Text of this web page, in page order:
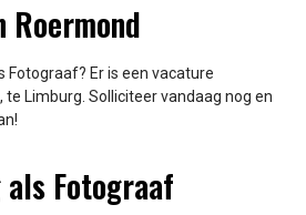
Fotograaf? Er is een vacature
Limburg. Solliciteer vandaag nog en
als Fotograaf